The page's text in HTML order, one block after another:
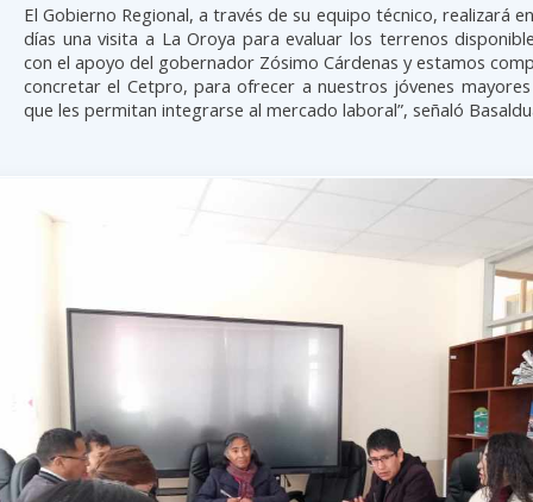
El Gobierno Regional, a través de su equipo técnico, realizará
días una visita a La Oroya para evaluar los terrenos
con el apoyo del gobernador Zósimo Cárdenas y estamos
concretar el Cetpro, para ofrecer a nuestros jóvenes
que les permitan integrarse al mercado laboral”, señaló